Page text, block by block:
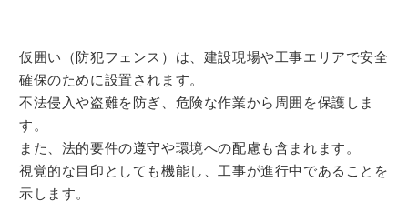
仮囲い（防犯フェンス）は、建設現場や工事エリアで安全
確保のために設置されます。
不法侵入や盗難を防ぎ、危険な作業から周囲を保護しま
す。
また、法的要件の遵守や環境への配慮も含まれます。
視覚的な目印としても機能し、工事が進行中であることを
示します。